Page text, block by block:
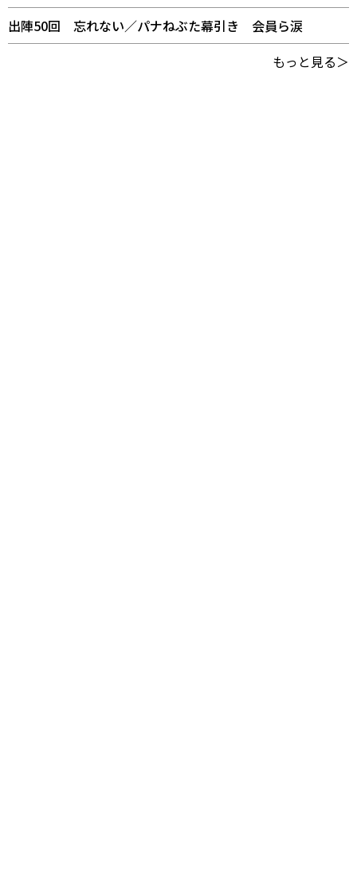
出陣50回 忘れない／パナねぶた幕引き 会員ら涙
もっと見る＞